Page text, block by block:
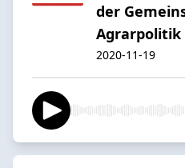
der
Agrarpolitik
2020-11-19